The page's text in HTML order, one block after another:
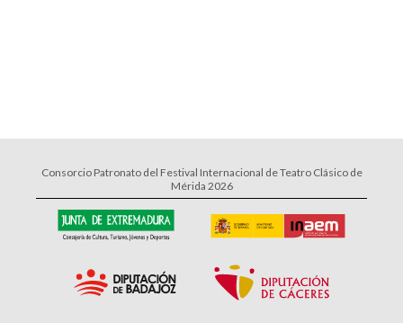
Consorcio Patronato del Festival Internacional de Teatro Clásico de
Mérida 2026